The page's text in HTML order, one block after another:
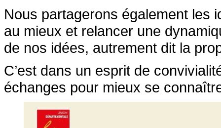
Nous partagerons également les
au mieux et relancer une
de nos idées, autrement dit la
C’est dans un esprit de
échanges pour mieux se